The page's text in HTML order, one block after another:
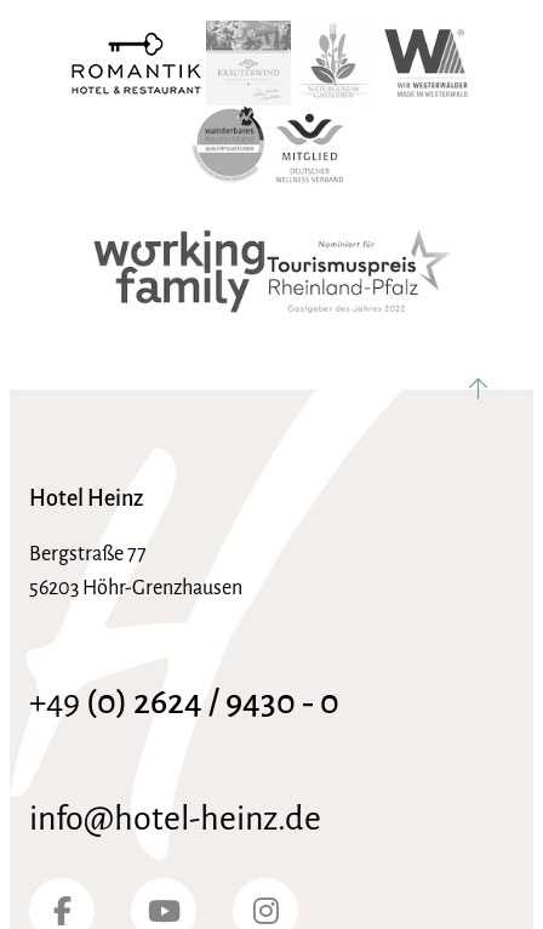
Hotel Heinz
Bergstraße 77
56203 Höhr-Grenzhausen
+49 (0) 2624 / 9430 ‑ 0
info@hotel-heinz.de